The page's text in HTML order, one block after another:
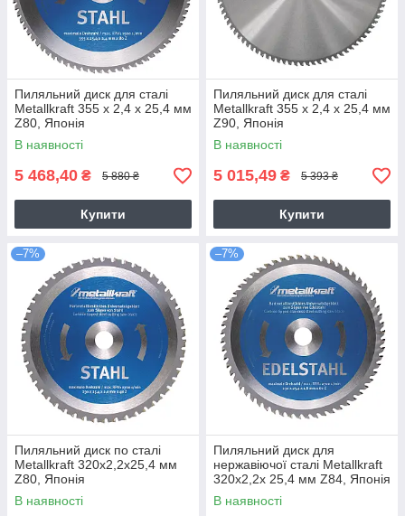
Пиляльний диск для сталі
Metallkraft 355 x 2,4 x 25,4 мм
Z80, Японія
В наявності
5 468,40 ₴ 5 880 ₴
Купити
Пиляльний диск для сталі
Metallkraft 355 x 2,4 x 25,4 мм
Z90, Японія
В наявності
5 015,49 ₴ 5 393 ₴
Купити
–7%
Пиляльний диск по сталі
Metallkraft 320x2,2x25,4 мм
Z80, Японія
В наявності
–7%
Пиляльний диск для
нержавіючої сталі Metallkraft
320x2,2x 25,4 мм Z84, Японія
В наявності